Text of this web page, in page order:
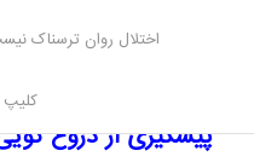
اختلال روان ترسناک
کلیپ
به همین دلیل است که وقتی
که ساخته شده است نیز خراب می
پیشگیری از دروغ